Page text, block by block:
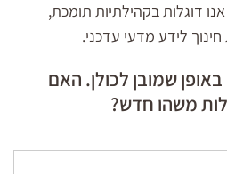
דוגלות בקהילתיות תומכת,
לידע מדעי עדכני.
שמובן לכולן. האם
משהו חדש?